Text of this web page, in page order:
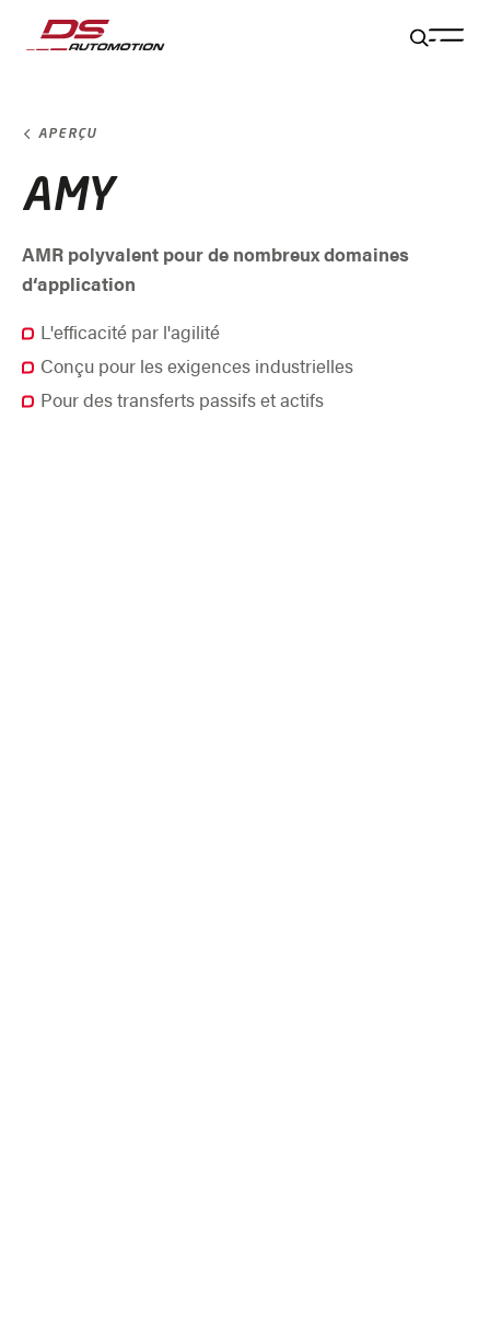
Aller au contenu principal
Aller au pied de page
Aller à la fin de la navigation
Aller au début de la navigation
APERÇU
AMY
AMR polyvalent pour de nombreux domaines
d‘application
L'efficacité par l'agilité
Conçu pour les exigences industrielles
Pour des transferts passifs et actifs